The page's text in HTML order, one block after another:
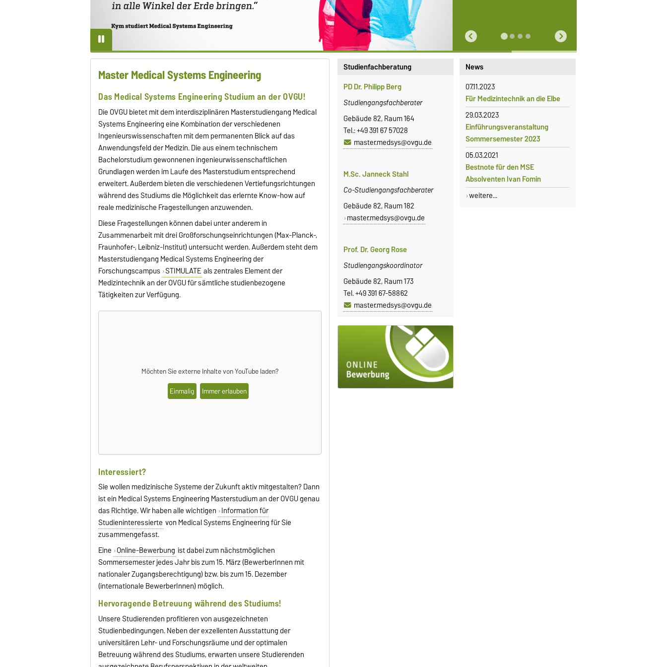
Master Medical Systems Engineering
Das Medical Systems Engineering Studium an der OVGU!
Die OVGU bietet mit dem interdisziplinären Masterstudiengang Medical
Systems Engineering eine Kombination der verschiedenen
Ingenieurswissenschaften mit dem permanenten Blick auf das
Anwendungsfeld der Medizin. Die aus einem technischem
Bachelorstudium gewonnenen ingenieurwissenschaftlichen
Grundlagen werden im Laufe des Masterstudium entsprechend
erweitert. Außerdem bieten die verschiedenen Vertiefungsrichtungen
während des Studiums die Möglichkeit das erlernte Know-how auf
reale medizinische Fragestellungen anzuwenden.
Diese Fragestellungen können dabei unter anderem in
Zusammenarbeit mit drei Großforschungseinrichtungen (Max-Planck-,
Fraunhofer-, Leibniz-Institut) untersucht werden. Außerdem steht dem
Masterstudiengang Medical Systems Engineering der
Forschungscampus STIMULATE als zentrales Element der
Medizintechnik an der OVGU für sämtliche studienbezogene
Tätigkeiten zur Verfügung.
Möchten Sie externe Inhalte vonYouTubeladen?
Einmalig
Immer erlauben
Interessiert?
Sie wollen medizinische Systeme der Zukunft aktiv mitgestalten? Dann
ist ein Medical Systems Engineering Masterstudium an der OVGU genau
das Richtige. Wir haben alle wichtigen Information für
Studieninteressierte von Medical Systems Engineering für Sie
zusammengefasst.
Eine Online-Bewerbung ist dabei zum nächstmöglichen
Sommersemester jedes Jahr bis zum 15. März (BewerberInnen mit
nationaler Zugangsberechtigung) bzw. bis zum 15. Dezember
(internationale BewerberInnen) möglich.
Hervoragende Betreuung während des Studiums!
Unsere Studierenden profitieren von ausgezeichneten
Studienbedingungen. Neben der exzellenten Ausstattung der
universitären Lehr- und Forschungsräume und der optimalen
Betreuung während des Studiums, erwarten unsere Studierenden
Studienfachberatung
PD Dr. Philipp Berg
Studiengangsfachberater
Gebäude 82, Raum 164
Tel.: +49 391 67 57028
master.medsys@ovgu.de
M.Sc. Janneck Stahl
Co-Studiengangsfachberater
Gebäude 82, Raum 182
master.medsys@ovgu.de
Prof. Dr. Georg Rose
Studiengangskoordinator
Gebäude 82, Raum 173
Tel. +49 391 67-58862
master.medsys@ovgu.de
News
07.11.2023
Für Medizintechnik an die Elbe
29.03.2023
Einführungsveranstaltung
Sommersemester 2023
05.03.2021
Bestnote für den MSE
Absolventen Ivan Fomin
weitere...